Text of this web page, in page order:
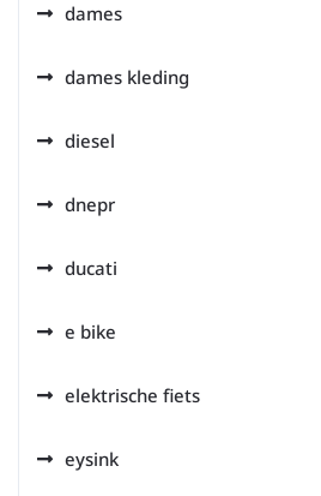
dames
dames kleding
diesel
dnepr
ducati
e bike
elektrische fiets
eysink